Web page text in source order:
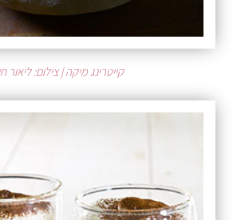
קייטרינג מיקה | צילום: ליאור חורש